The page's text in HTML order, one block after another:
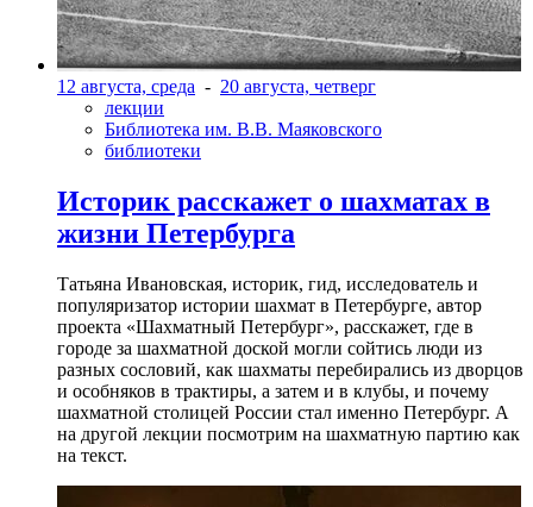
12 августа, среда - 20 августа, четверг
лекции
Библиотека им. В.В. Маяковского
библиотеки
Историк расскажет о шахматах в
жизни Петербурга
Татьяна Ивановская, историк, гид, исследователь и
популяризатор истории шахмат в Петербурге, автор
проекта «Шахматный Петербург», расскажет, где в
городе за шахматной доской могли сойтись люди из
разных сословий, как шахматы перебирались из дворцов
и особняков в трактиры, а затем и в клубы, и почему
шахматной столицей России стал именно Петербург. А
на другой лекции посмотрим на шахматную партию как
на текст.